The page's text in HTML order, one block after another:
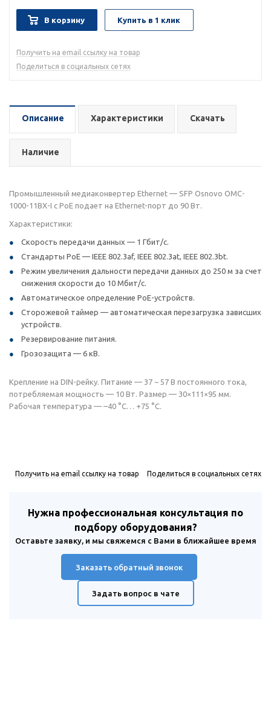
В корзину Купить в 1 клик
Получить на email ссылку на товар
Поделиться в социальных сетях
Описание Характеристики Скачать
Наличие
Промышленный медиаконвертер Ethernet — SFP Osnovo OMC-
1000-11BX-I с PoE подает на Ethernet-порт до 90 Вт.
Характеристики:
Скорость передачи данных — 1 Гбит/с.
Стандарты PoE — IEEE 802.3af, IEEE 802.3at, IEEE 802.3bt.
Режим увеличения дальности передачи данных до 250 м за счет
снижения скорости до 10 Мбит/с.
Автоматическое определение PoE-устройств.
Сторожевой таймер — автоматическая перезагрузка зависших
устройств.
Резервирование питания.
Грозозащита — 6 кВ.
Крепление на DIN-рейку. Питание — 37 ~ 57 В постоянного тока,
потребляемая мощность — 10 Вт. Размер — 30×111×95 мм.
Рабочая температура — –40 °С… +75 °С.
Получить на email ссылку на товар Поделиться в социальных сетях
Нужна профессиональная консультация по
подбору оборудования?
Оставьте заявку, и мы свяжемся с Вами в ближайшее время
Заказать обратный звонок
Задать вопрос в чате